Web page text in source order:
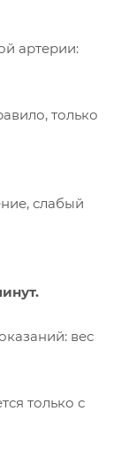
артерии:
только
слабый
вес
только с